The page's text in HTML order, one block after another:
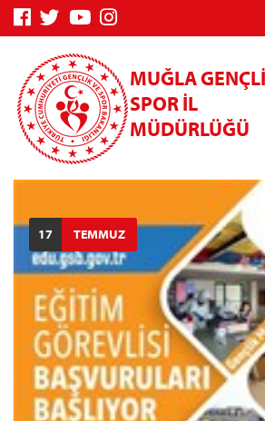
MUĞLA
SPOR İL
MÜDÜRLÜĞÜ
17 TEMMUZ
Sistemi
Spor Bilgi
Sistemi
Kredi/Yurt E-
Ödeme